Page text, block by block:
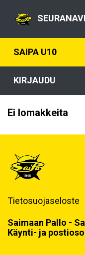
SAIPA U10
KIRJAUDU
Ei lomakkeita
Tietosuojaseloste
Saimaan Pallo -
Käynti- ja